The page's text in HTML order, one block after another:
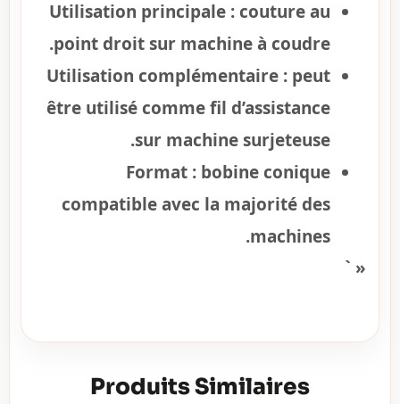
Utilisation principale : couture au
point droit sur machine à coudre.
Utilisation complémentaire : peut
être utilisé comme fil d’assistance
sur machine surjeteuse.
Format : bobine conique
compatible avec la majorité des
machines.
« `
Produits Similaires